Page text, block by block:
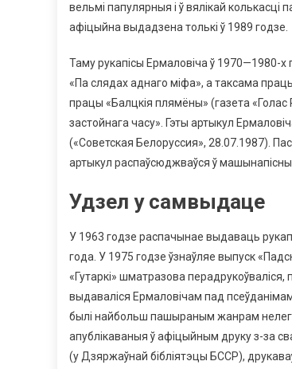
вельмі папулярныя і ў вялікай
афіцыйна выдадзена толькі ў 1989 годзе.
Таму рукапісы Ермаловіча ў 1970—1980-
«Па слядах аднаго міфа», а таксама
працы «Балцкія плямёны» (газета
застойнага часу». Гэты артыкул
(«Советская Белоруссия», 28.07.1987).
артыкул распаўсюджваўся ў
Удзел у самвыдаце
У 1963 годзе распачынае выдаваць
года. У 1975 годзе ўзнаўляе выпуск
«Гутаркі» шматразова перадрукоўваліся,
выдаваліся Ермаловічам пад
былі найбольш пашыраным жанрам
апублікаваныя ў афіцыйным друку з-за
(у Дзяржаўнай бібліятэцы БССР),